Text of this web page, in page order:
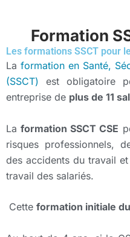
Formation
Les formations SSCT pour
La formation en Santé,
(SSCT) est obligatoire
entreprise de plus de 11
Laformation SSCT CSE
risques professionnels,
des accidents du travail
travail des salariés.
Cette formation initiale